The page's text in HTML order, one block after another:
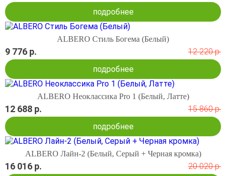
подробнее
ALBERO Стиль Богема (Белый)
9 776 р.
12 220 р.
подробнее
ALBERO Неоклассика Pro 1 (Белый, Латте)
12 688 р.
15 860 р.
подробнее
ALBERO Лайн-2 (Белый, Серый + Черная кромка)
16 016 р.
20 020 р.